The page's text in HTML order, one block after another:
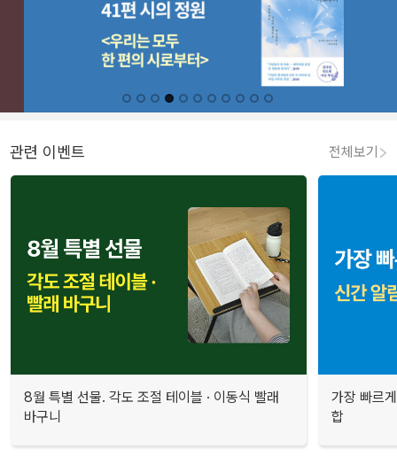
관련 이벤트 전체보기
8월 특별 선물. 각도 조절 테이블 · 이동식 빨래
바구니
가장 빠르
합